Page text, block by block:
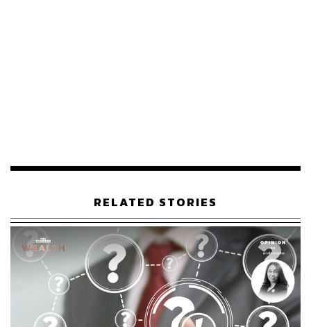
ไซเบอร์สมัยใหม่
แผนผังเทียบความพร้อมด้านไซเบอร์ซิเคียวริตี้จากผลสำรวจ
‘Cybersecurity Readiness Index’ ของ Cisco
RELATED STORIES